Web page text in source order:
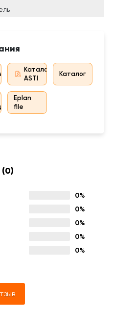
дистрибьютора
Каталог
ASTI
Каталог
Eplan
file
(0)
0%
0%
0%
0%
0%